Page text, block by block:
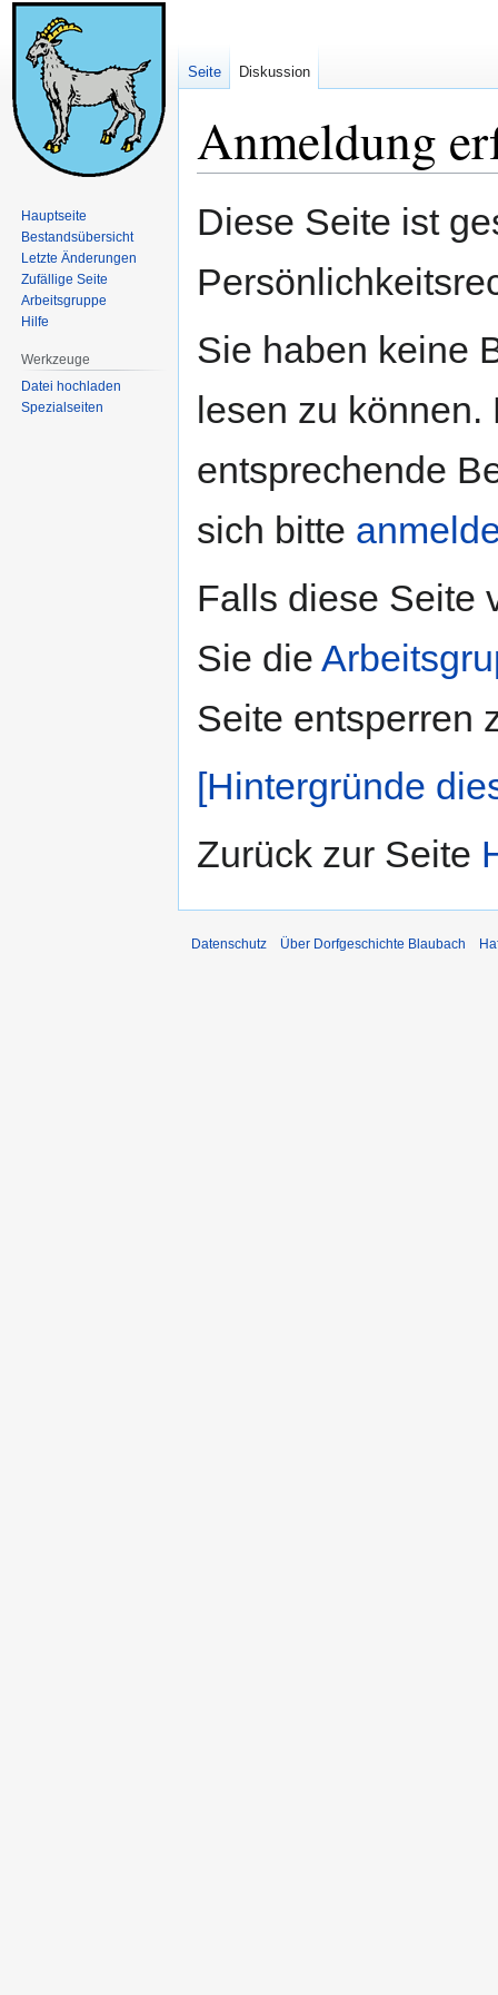
Anmeldung
Navigation
Suche
Diese Seite ist
Sie haben keine
lesen zu
entsprechende
sich bitte
Falls diese Seite
Sie die
Seite entsperren
[Hintergründe
Zurück zur Seite
Seite Diskussion
Hauptseite
Bestandsübersicht
Letzte Änderungen
Zufällige Seite
Arbeitsgruppe
Hilfe
Werkzeuge
Datei hochladen
Spezialseiten
Datenschutz Über Dorfgeschichte Blaubach